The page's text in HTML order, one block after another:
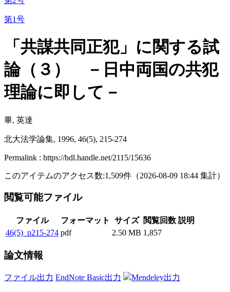
第1号
「共謀共同正犯」に関する試
論（３） －日中両国の共犯
理論に即して－
畢, 英達
北大法学論集, 1996, 46(5), 215-274
Permalink : https://hdl.handle.net/2115/15636
このアイテムのアクセス数:1,509件 （2026-08-09 18:44 集計）
閲覧可能ファイル
ファイル フォーマット サイズ 閲覧回数 説明
46(5)_p215-274 pdf 2.50 MB 1,857
論文情報
ファイル出力 EndNote Basic出力 Mendeley出力